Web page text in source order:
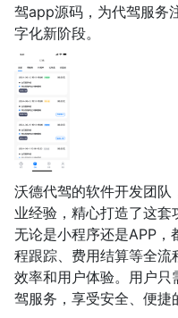
驾app源码，为代驾服务
字化新阶段。
沃德代驾的软件开发团
业经验，精心打造了这套
无论是小程序还是APP，
程跟踪、费用结算等全流
效率和用户体验。用户
驾服务，享受安全、便捷